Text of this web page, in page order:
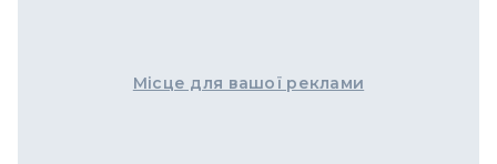
Місце для вашої реклами